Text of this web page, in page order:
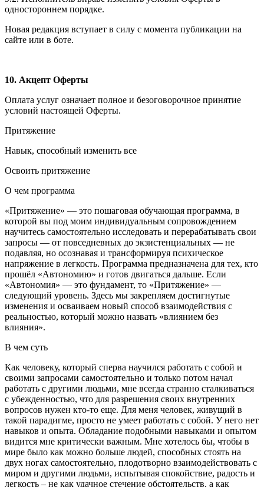
одностороннем порядке.
Новая редакция вступает в силу с момента публикации на
сайте или в боте.
10. Акцепт Оферты
Оплата услуг означает полное и безоговорочное принятие
условий настоящей Оферты.
Притяжение
Навык, способный изменить все
Освоить притяжение
О чем программа
«Притяжение» — это пошаговая обучающая программа, в
которой вы под моим индивидуальным сопровождением
научитесь самостоятельно исследовать и перерабатывать свои
запросы — от повседневных до экзистенциальных — не
подавляя, но осознавая и трансформируя психическое
напряжение в легкость. Программа предназначена для тех, кто
прошёл «Автономию» и готов двигаться дальше. Если
«Автономия» — это фундамент, то «Притяжение» —
следующий уровень. Здесь мы закрепляем достигнутые
изменения и осваиваем новый способ взаимодействия с
реальностью, который можно назвать «влиянием без
влияния».
В чем суть
Как человеку, который сперва научился работать с собой и
своими запросами самостоятельно и только потом начал
работать с другими людьми, мне всегда странно сталкиваться
с убежденностью, что для разрешения своих внутренних
вопросов нужен кто-то еще. Для меня человек, живущий в
такой парадигме, просто не умеет работать с собой. У него нет
навыков и опыта. Обладание подобными навыками и опытом
видится мне критически важным. Мне хотелось бы, чтобы в
мире было как можно больше людей, способных стоять на
двух ногах самостоятельно, плодотворно взаимодействовать с
миром и другими людьми, испытывая спокойствие, радость и
легкость – не как удачное стечение обстоятельств, а как